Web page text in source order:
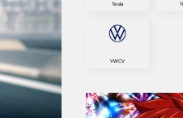
Tesla
VWCV